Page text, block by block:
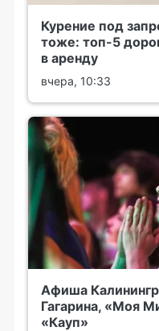
Курение под
тоже: топ-5
в аренду
вчера, 10:33
Афиша
Гагарина, «Моя
«Кауп»